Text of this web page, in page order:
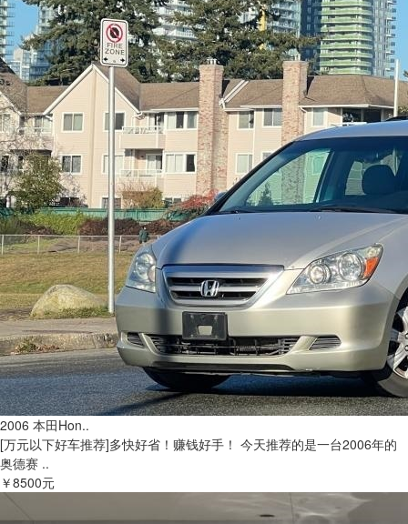
2006 本田Hon..
[万元以下好车推荐]多快好省！赚钱好手！ 今天推荐的是一台2006年的
奥德赛 ..
￥8500元